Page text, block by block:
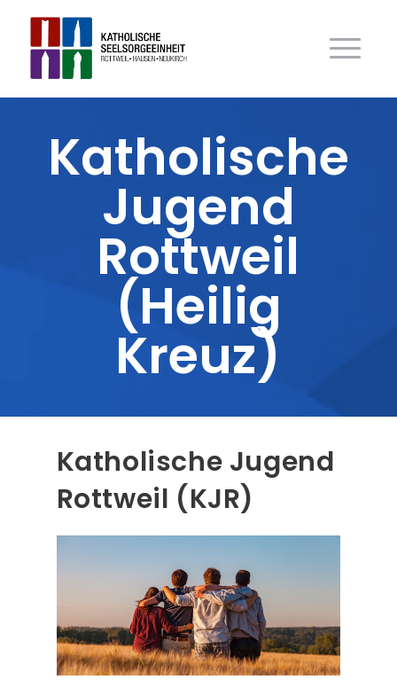
Katholische
Jugend
Rottweil
(Heilig
Kreuz)
Katholische Jugend
Rottweil (KJR)